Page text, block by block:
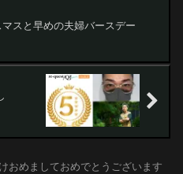
マスと早めの夫婦バースデー
おめましておめでとうございます